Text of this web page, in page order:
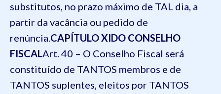
substitutos, no prazo máximo de TAL dia, a
partir da vacância ou pedido de
renúncia.CAPÍTULO XIDO CONSELHO
FISCALArt. 40 – O Conselho Fiscal será
constituído de TANTOS membros e de
TANTOS suplentes, eleitos por TANTOS